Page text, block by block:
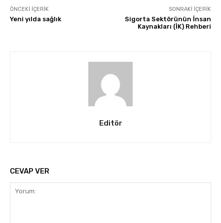
ÖNCEKI İÇERIK
Yeni yılda sağlık
SONRAKI İÇERIK
Sigorta Sektörünün İnsan
Kaynakları (İK) Rehberi
Editör
CEVAP VER